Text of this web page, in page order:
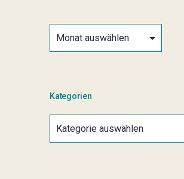
Kategorien